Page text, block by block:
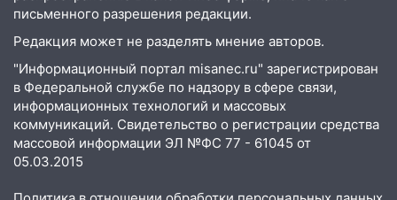
12:37
велосипеде и попал под колеса
12:18 Вспыхнул изнутри: в
Железнодорожном районе горела дача
11:33
В Засвияжье под колёса авто
попал мужчина
11:17
В Радищевском районе сгорели
письменного разрешения редакции.
Редакция может не разделять мнение авторов.
"Информационный портал misanec.ru" зарегистрирован
в Федеральной службе по надзору в сфере связи,
информационных технологий и массовых
коммуникаций. Свидетельство о регистрации средства
массовой информации ЭЛ №ФС 77 - 61045 от
05.03.2015